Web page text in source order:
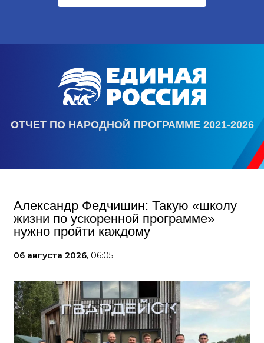
ОТЧЕТ ПО НАРОДНОЙ ПРОГРАММЕ 2021-2026
Александр Федчишин: Такую «школу
жизни по ускоренной программе»
нужно пройти каждому
06 августа 2026, 06:05